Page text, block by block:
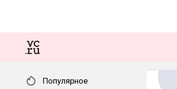
Популярное